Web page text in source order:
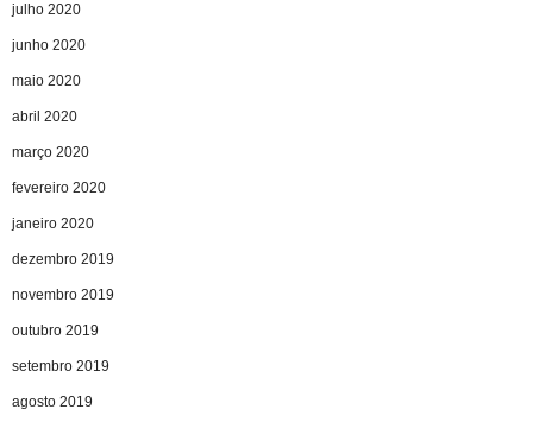
julho 2020
junho 2020
maio 2020
abril 2020
março 2020
fevereiro 2020
janeiro 2020
dezembro 2019
novembro 2019
outubro 2019
setembro 2019
agosto 2019